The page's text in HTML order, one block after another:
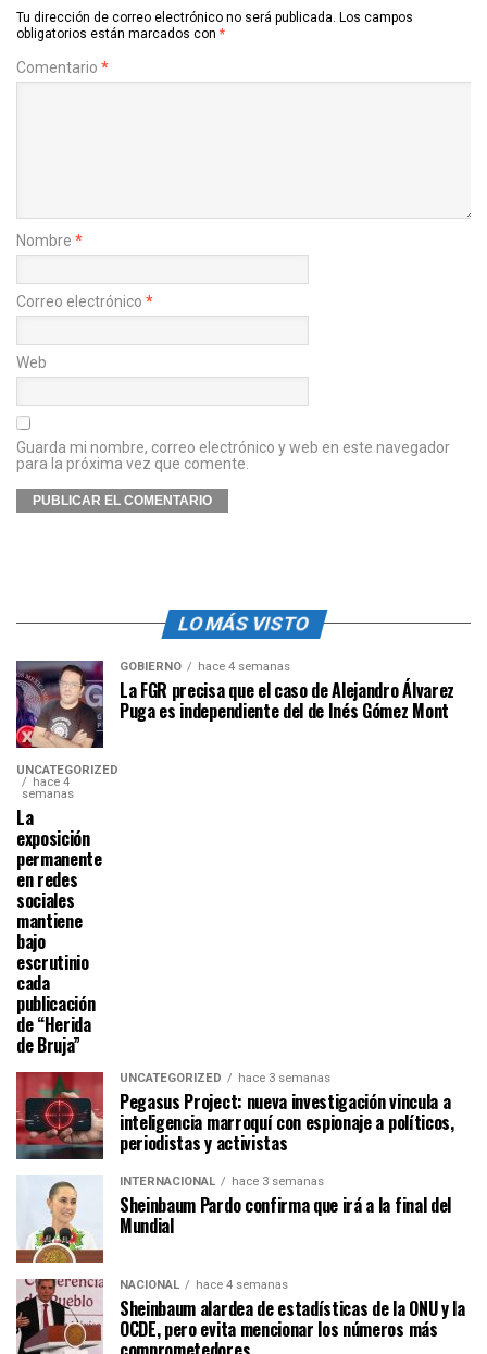
Tu dirección de correo electrónico no será publicada. Los campos
obligatorios están marcados con *
Comentario *
Nombre *
Correo electrónico *
Web
Guarda mi nombre, correo electrónico y web en este navegador
para la próxima vez que comente.
LO MÁS VISTO
GOBIERNO hace 4 semanas
La FGR precisa que el caso de Alejandro Álvarez
Puga es independiente del de Inés Gómez Mont
UNCATEGORIZED
hace 4
semanas
La
exposición
permanente
en redes
sociales
mantiene
bajo
escrutinio
cada
publicación
de “Herida
de Bruja”
UNCATEGORIZED hace 3 semanas
Pegasus Project: nueva investigación vincula a
inteligencia marroquí con espionaje a políticos,
periodistas y activistas
INTERNACIONAL hace 3 semanas
Sheinbaum Pardo confirma que irá a la final del
Mundial
NACIONAL hace 4 semanas
Sheinbaum alardea de estadísticas de la ONU y la
OCDE, pero evita mencionar los números más